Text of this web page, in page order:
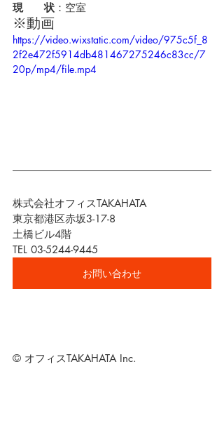
現　　状 ：空室
※動画
https://video.wixstatic.com/video/975c5f_8
2f2e472f5914db481467275246c83cc/7
20p/mp4/file.mp4
株式会社オフィスTAKAHATA
東京都港区赤坂3-17-8
土橋ビル4階
TEL 03-5244-9445
お問い合わせ
© オフィスTAKAHATA Inc.